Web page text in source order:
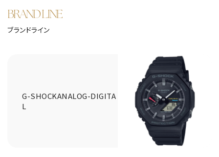
BRAND LINE
ブランドライン
G-SHOCKANALOG-DIGITA
L